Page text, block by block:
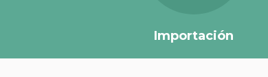
Importación